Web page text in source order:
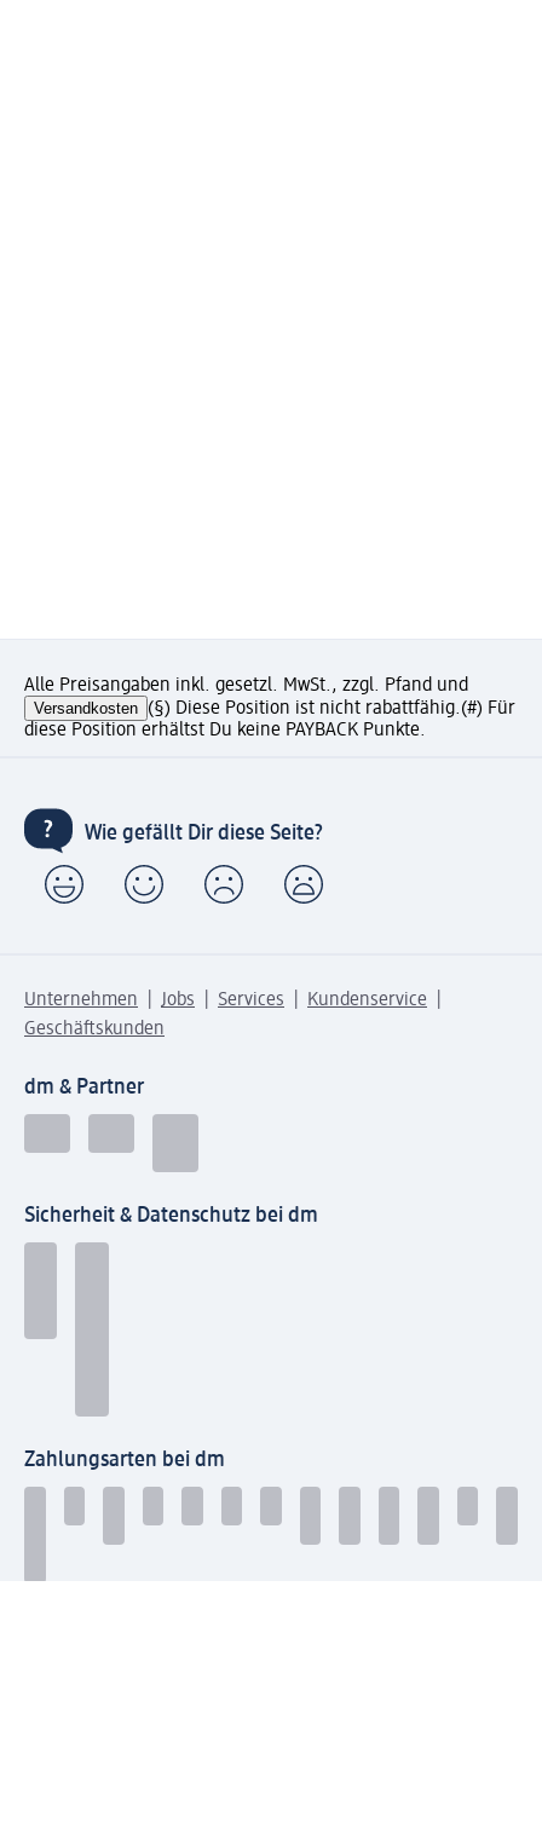
Alle Preisangaben inkl. gesetzl. MwSt., zzgl. Pfand und
Versandkosten (§) Diese Position ist nicht rabattfähig.(#) Für
diese Position erhältst Du keine PAYBACK Punkte.
Wie gefällt Dir diese Seite?
Unternehmen Jobs Services
Kundenservice
Geschäftskunden
dm & Partner
Sicherheit & Datenschutz bei dm
Zahlungsarten bei dm